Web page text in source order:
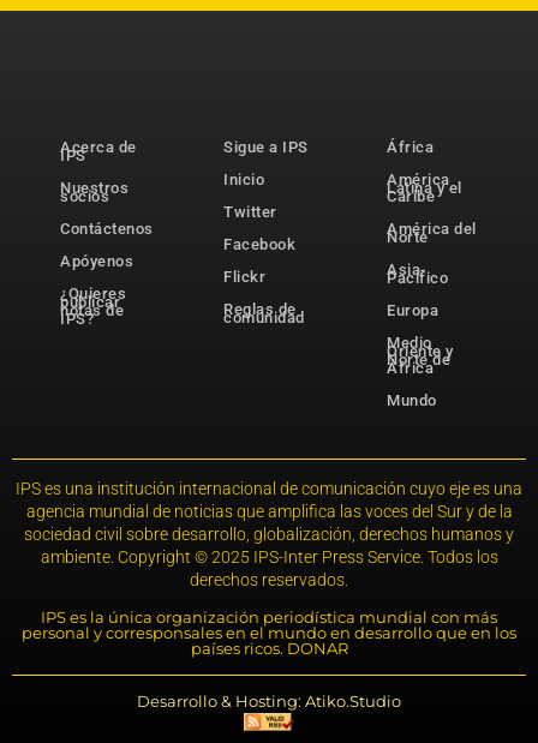
Acerca de
IPS
Nuestros
socios
Contáctenos
Apóyenos
¿Quieres
publicar
notas de
IPS?
Sigue a IPS
Inicio
Twitter
Facebook
Flickr
Reglas de
comunidad
África
América
Latina y el
Caribe
América del
Norte
Asia-
Pacífico
Europa
Medio
Oriente y
Norte de
África
Mundo
IPS es una institución internacional de comunicación cuyo eje es una
agencia mundial de noticias que amplifica las voces del Sur y de la
sociedad civil sobre desarrollo, globalización, derechos humanos y
ambiente. Copyright © 2025 IPS-Inter Press Service. Todos los
derechos reservados.
IPS es la única organización periodística mundial con más
personal y corresponsales en el mundo en desarrollo que en los
países ricos. DONAR
Desarrollo & Hosting: Atiko.Studio